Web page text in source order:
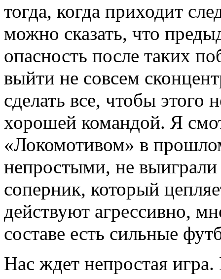
тогда, когда приходит
можно сказать, что
опасность после таких
выйти не совсем
сделать все, чтобы
хорошей командой. Я
«Локомотивом» в
непростыми, не
соперник, который
действуют агрессивно,
составе есть сильные
Нас ждет непростая